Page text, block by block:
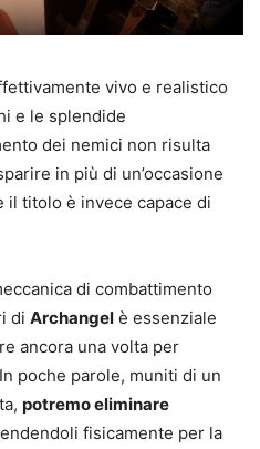
vivo e realistico
e le splendide
dei nemici non risulta
in più di un’occasione
titolo è invece capace di
di combattimento
di Archangel è essenziale
ancora una volta per
poche parole, muniti di un
potremo eliminare
fisicamente per la